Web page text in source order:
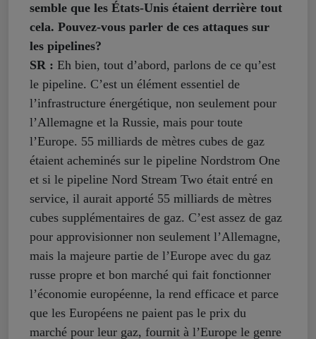
semble que les États-Unis étaient derrière tout
cela. Pouvez-vous parler de ces attaques sur
les pipelines?
SR : Eh bien, tout d’abord, parlons de ce qu’est
le pipeline. C’est un élément essentiel de
l’infrastructure énergétique, non seulement pour
l’Allemagne et la Russie, mais pour toute
l’Europe. 55 milliards de mètres cubes de gaz
étaient acheminés sur le pipeline Nordstrom One
et si le pipeline Nord Stream Two était entré en
service, il aurait apporté 55 milliards de mètres
cubes supplémentaires de gaz. C’est assez de gaz
pour approvisionner non seulement l’Allemagne,
mais la majeure partie de l’Europe avec du gaz
russe propre et bon marché qui fait fonctionner
l’économie européenne, la rend efficace et parce
que les Européens ne paient pas le prix du
marché pour leur gaz, fournit à l’Europe le genre